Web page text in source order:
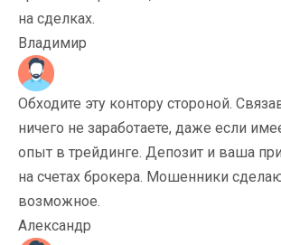
на сделках.
Владимир
Обходите эту контору стороной.
ничего не заработаете, даже если
опыт в трейдинге. Депозит и ваша
на счетах брокера. Мошенники
возможное.
Александр